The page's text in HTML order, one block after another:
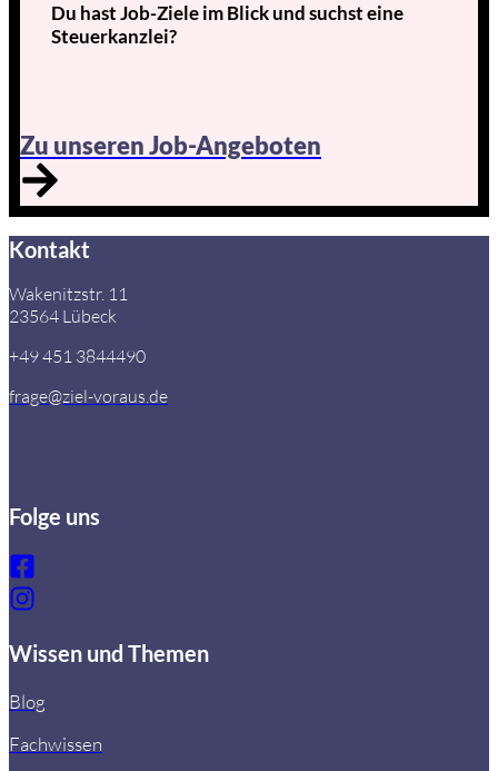
Du hast Job-Ziele im Blick und suchst eine
Steuerkanzlei?
Zu unseren Job-Angeboten
Kontakt
Wakenitzstr. 11
23564 Lübeck
+49 451 3844490
frage@ziel-voraus.de
Folge uns
Wissen und Themen
Blog
Fachwissen